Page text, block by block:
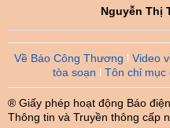
Nguyễn Thị
Về Báo Công Thương Video
tòa soạn
Tôn chỉ mục
® Giấy phép hoạt động Báo
Thông tin và Truyền thông cấp